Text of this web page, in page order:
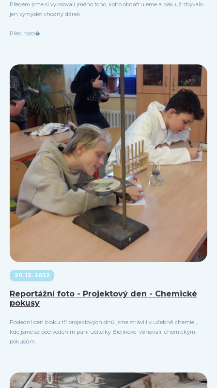
Předem jsme si vylosovali jméno toho, koho obdafrujeme a pak už zbývalo
jen vymyslet vhodný dárek.
Před rozd�...
20. 12. 2022
Reportážní foto - Projektový den - Chemické
pokusy
Poslední den bloku tří projektových dnů jsme strávili v učebně chemie ,
kde jsme se pod vedením paní učitelky Bielikové věnovali chemickým
pokusům.